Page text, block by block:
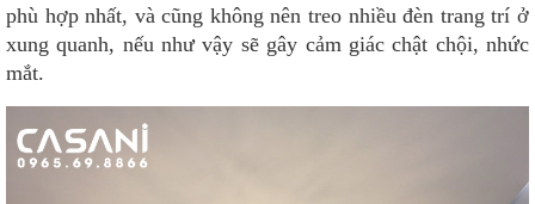
phù hợp nhất, và cũng không nên treo nhiều đèn trang trí ở
xung quanh, nếu như vậy sẽ gây cảm giác chật chội, nhức
mắt.